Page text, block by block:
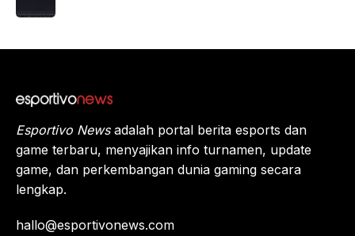
Juara
Legen
tnya?
Esportivo Newsadalah portal berita esports dan
game terbaru, menyajikan info turnamen, update
game, dan perkembangan dunia gaming secara
lengkap.
hallo@esportivonews.com